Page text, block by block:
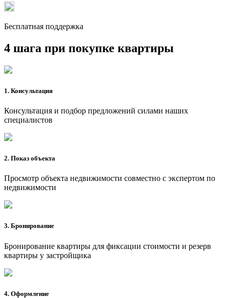
Бесплатная поддержка
4 шага при покупке квартиры
1. Консультация
Консультация и подбор предложений силами наших
специалистов
2. Показ объекта
Просмотр объекта недвижимости совместно с экспертом по
недвижимости
3. Бронирование
Бронирование квартиры для фиксации стоимости и резерв
квартиры у застройщика
4. Оформление